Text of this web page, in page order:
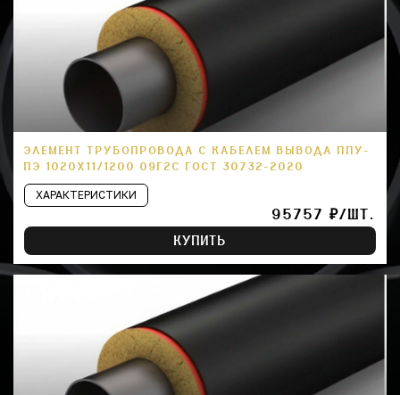
ЭЛЕМЕНТ ТРУБОПРОВОДА С КАБЕЛЕМ ВЫВОДА ППУ-
ПЭ 1020Х11/1200 09Г2С ГОСТ 30732-2020
ХАРАКТЕРИСТИКИ
95757 ₽/ШТ.
КУПИТЬ